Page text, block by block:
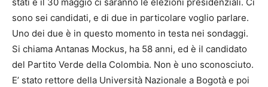
stati e il 30 maggio ci saranno le elezioni presidenziali. Ci
sono sei candidati, e di due in particolare voglio parlare.
Uno dei due è in questo momento in testa nei sondaggi.
Si chiama Antanas Mockus, ha 58 anni, ed è il candidato
del Partito Verde della Colombia. Non è uno sconosciuto.
E’ stato rettore della Università Nazionale a Bogotà e poi